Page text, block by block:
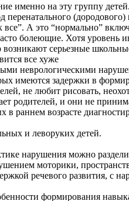
именно на эту группу
(дородового)
А это “нормально”
болеющие. Хотя уровень
серьезные
все хуже
неврологическими
имеются задержки в
не любит рисовать,
родителей, и они не
в раннем возрасте
и леворуких детей.
нарушения можно
моторики,
речевого развития, с
формирования